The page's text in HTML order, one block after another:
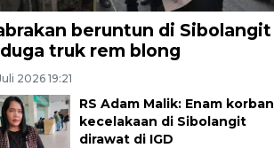
beruntun di Sibolangit
truk rem blong
2026 19:21
RS Adam Malik: Enam korban
kecelakaan di Sibolangit
dirawat di IGD